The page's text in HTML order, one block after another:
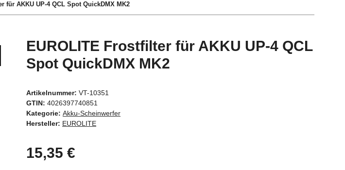
für AKKU UP-4 QCL Spot QuickDMX MK2
EUROLITE Frostfilter für AKKU UP-4 QCL
Spot QuickDMX MK2
Artikelnummer: VT-10351
GTIN: 4026397740851
Kategorie: Akku-Scheinwerfer
Hersteller: EUROLITE
15,35 €